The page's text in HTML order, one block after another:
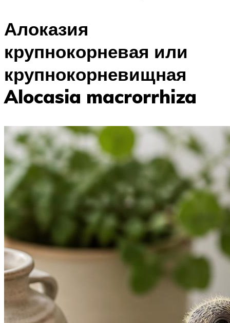
Алоказия
крупнокорневая или
крупнокорневищная
Alocasia macrorrhiza